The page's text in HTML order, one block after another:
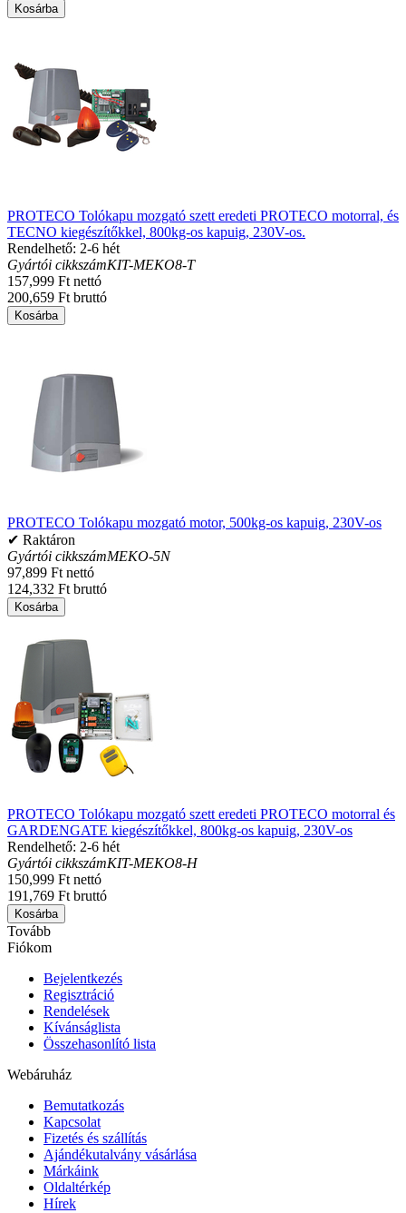
Kosárba
PROTECO Tolókapu mozgató szett eredeti PROTECO motorral, és
TECNO kiegészítőkkel, 800kg-os kapuig, 230V-os.
Rendelhető: 2-6 hét
Gyártói cikkszámKIT-MEKO8-T
157,999 Ft nettó
200,659 Ft bruttó
Kosárba
PROTECO Tolókapu mozgató motor, 500kg-os kapuig, 230V-os
✔ Raktáron
Gyártói cikkszámMEKO-5N
97,899 Ft nettó
124,332 Ft bruttó
Kosárba
PROTECO Tolókapu mozgató szett eredeti PROTECO motorral és
GARDENGATE kiegészítőkkel, 800kg-os kapuig, 230V-os
Rendelhető: 2-6 hét
Gyártói cikkszámKIT-MEKO8-H
150,999 Ft nettó
191,769 Ft bruttó
Kosárba
Tovább
Fiókom
Bejelentkezés
Regisztráció
Rendelések
Kívánságlista
Összehasonlító lista
Webáruház
Bemutatkozás
Kapcsolat
Fizetés és szállítás
Ajándékutalvány vásárlása
Márkáink
Oldaltérkép
Hírek